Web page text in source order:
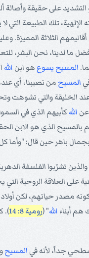
على حقيقة وأصالة
تلك الطبيعة التي لا
الثلاثة المميزة.
ما لدينا، نحن البشر،
المسيح يسوع هو ابن الله
المسيح من نصيبنا، أي
عند الخليقة والتي
الله كأبيهم الذي في
بالمسيح الذي هو الابن
باهر حين قال: "وأما
تشرّبوا الفلسفة
على العلاقة الروحية
مصدر حياتهم، لكن
هم أبناء الله" (رومية 8: 14 ).
جداً، لأنه في المسيح